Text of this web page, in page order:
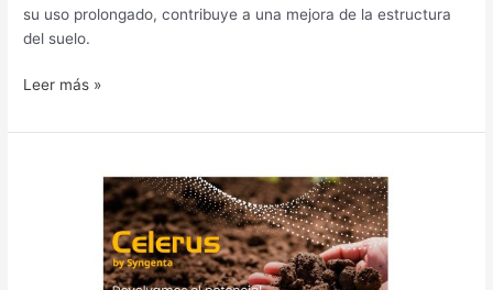
su uso prolongado, contribuye a una mejora de la estructura
del suelo.
Leer más »